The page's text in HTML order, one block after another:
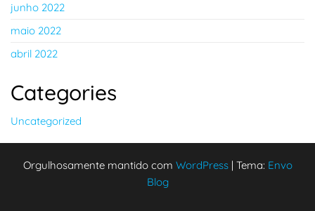
junho 2022
maio 2022
abril 2022
Categories
Uncategorized
Orgulhosamente mantido com WordPress | Tema: Envo
Blog